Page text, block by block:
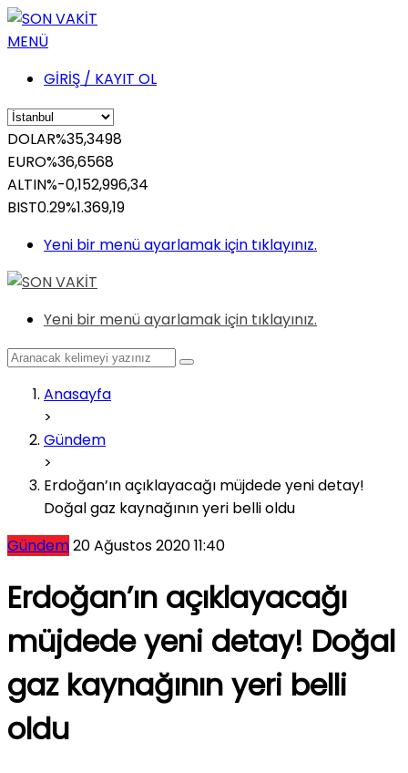
MENÜ
GİRİŞ / KAYIT OL
DOLAR%35,3498
EURO%36,6568
ALTIN%-0,152,996,34
BIST0.29%1.369,19
Yeni bir menü ayarlamak için tıklayınız.
Yeni bir menü ayarlamak için tıklayınız.
Anasayfa
>
Gündem
>
Erdoğan’ın açıklayacağı müjdede yeni detay!
Doğal gaz kaynağının yeri belli oldu
Gündem20 Ağustos 2020 11:40
Erdoğan’ın açıklayacağı
müjdede yeni detay! Doğal
gaz kaynağının yeri belli
oldu